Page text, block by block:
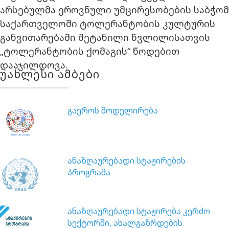
არსებულმა ეროვნული უმცირესობების საბჭომ
საქართველოში ტოლერანტობის კულტურის
განვითარებაში შეტანილი წვლილისათვის
„ტოლერანტობის ქომაგის“ წოდებით
დააჯილდოვა.
უახლესი ამბები
გაეროს მოდელირება
ანაზღაურებადი სტაჟირების
პროგრამა
ანაზღაურებადი სტაჟირება კერძო
სექტორში, ახალგაზრდების